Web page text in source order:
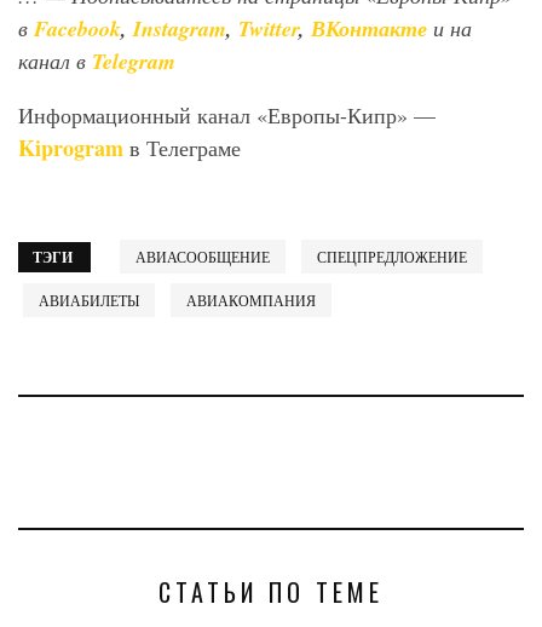
вFacebook,Instagram, Twitter, ВКонтакте и на
канал в Telegram
Информационный канал «Европы-Кипр» —
Kiprogram в Телеграме
ТЭГИ АВИАСООБЩЕНИЕ СПЕЦПРЕДЛОЖЕНИЕ
АВИАБИЛЕТЫ АВИАКОМПАНИЯ
СТАТЬИ ПО ТЕМЕ